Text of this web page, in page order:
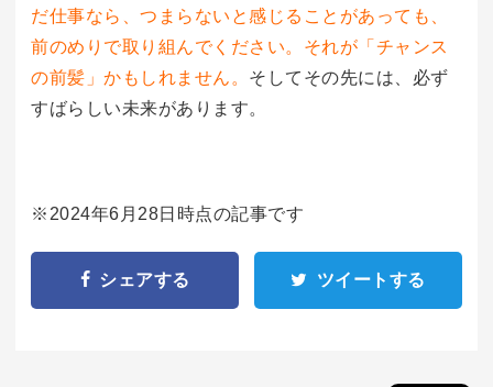
だ仕事なら、つまらないと感じることがあっても、
前のめりで取り組んでください。それが「チャンス
の前髪」かもしれません。 そしてその先には、必ず
すばらしい未来があります。
※2024年6月28日時点の記事です
シェアする ツイートする